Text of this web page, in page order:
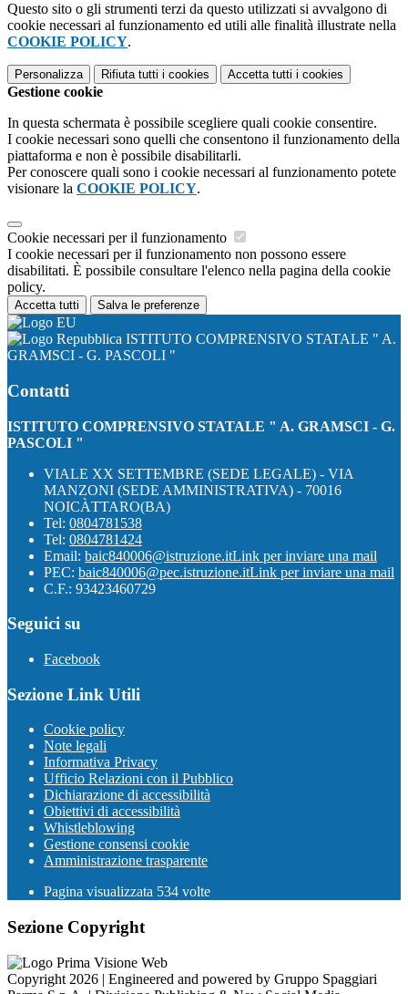
Questo sito o gli strumenti terzi da questo utilizzati si avvalgono di
cookie necessari al funzionamento ed utili alle finalità illustrate nella
COOKIE POLICY.
Personalizza Rifiuta tutti i cookies Accetta tutti i cookies
Gestione cookie
In questa schermata è possibile scegliere quali cookie consentire.
I cookie necessari sono quelli che consentono il funzionamento della
piattaforma e non è possibile disabilitarli.
Per conoscere quali sono i cookie necessari al funzionamento potete
visionare la COOKIE POLICY.
Cookie necessari per il funzionamento
I cookie necessari per il funzionamento non possono essere
disabilitati. È possibile consultare l'elenco nella pagina della cookie
policy.
Accetta tutti Salva le preferenze
ISTITUTO COMPRENSIVO STATALE " A.
GRAMSCI - G. PASCOLI "
Contatti
ISTITUTO COMPRENSIVO STATALE " A. GRAMSCI - G.
PASCOLI "
VIALE XX SETTEMBRE (SEDE LEGALE) - VIA
MANZONI (SEDE AMMINISTRATIVA) - 70016
NOICÀTTARO(BA)
Tel: 0804781538
Tel: 0804781424
Email: baic840006@istruzione.itLink per inviare una mail
PEC: baic840006@pec.istruzione.itLink per inviare una mail
C.F.: 93423460729
Seguici su
Facebook
Sezione Link Utili
Cookie policy
Note legali
Informativa Privacy
Ufficio Relazioni con il Pubblico
Dichiarazione di accessibilità
Obiettivi di accessibilità
Whistleblowing
Gestione consensi cookie
Amministrazione trasparente
Pagina visualizzata 534 volte
Sezione Copyright
Copyright 2026 | Engineered and powered by Gruppo Spaggiari